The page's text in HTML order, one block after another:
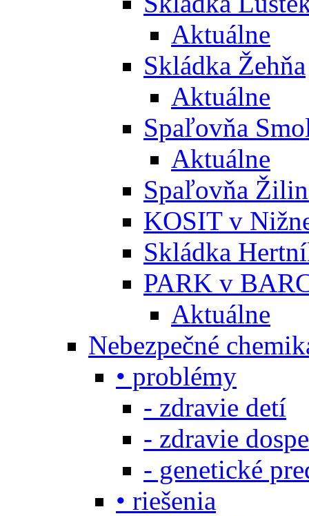
Aktuálne
Skládka Žehňa
Aktuálne
Spaľovňa
Aktuálne
Spaľovňa
KOSIT v
Skládka
PARK v
Aktuálne
Nebezpečné
• problémy
- zdravie detí
- zdravie
- genetické
• riešenia